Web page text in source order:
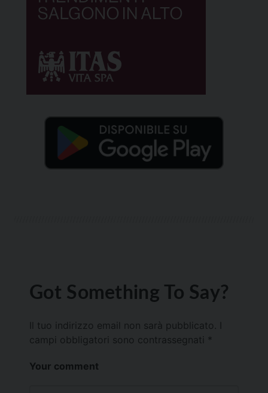
Got Something To Say?
Il tuo indirizzo email non sarà pubblicato.
campi obbligatori sono contrassegnati *
Your comment